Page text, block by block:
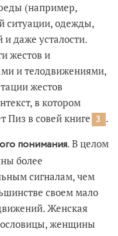
(например,
ситуации, одежды,
даже усталости.
жестов и
и телодвижениями,
жестов
в котором
Пиз в совей книге 3 .
понимания. В целом
более
сигналам, чем
своем мало
Женская
женщины